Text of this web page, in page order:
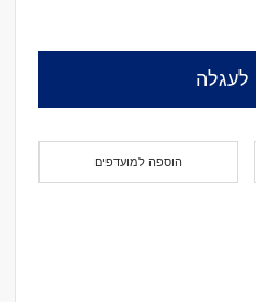
לעגלה
הוספה למועדפים